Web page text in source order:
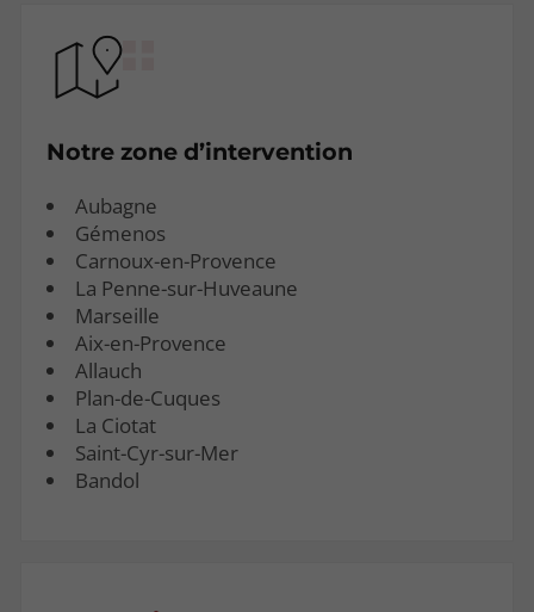
Notre zone d’intervention
Aubagne
Gémenos
Carnoux-en-Provence
La Penne-sur-Huveaune
Marseille
Aix-en-Provence
Allauch
Plan-de-Cuques
La Ciotat
Saint-Cyr-sur-Mer
Bandol